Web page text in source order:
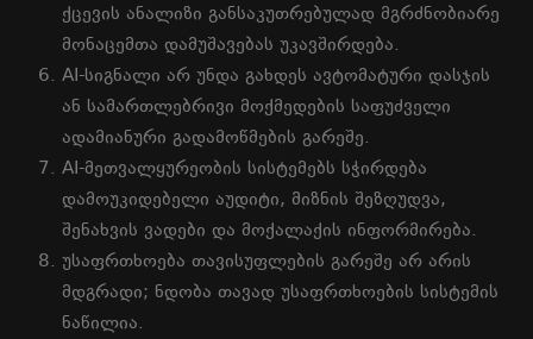
ქცევის ანალიზი განსაკუთრებულად მგრძნობიარე
მონაცემთა დამუშავებას უკავშირდება.
AI-სიგნალი არ უნდა გახდეს ავტომატური დასჯის
ან სამართლებრივი მოქმედების საფუძველი
ადამიანური გადამოწმების გარეშე.
AI-მეთვალყურეობის სისტემებს სჭირდება
დამოუკიდებელი აუდიტი, მიზნის შეზღუდვა,
შენახვის ვადები და მოქალაქის ინფორმირება.
უსაფრთხოება თავისუფლების გარეშე არ არის
მდგრადი; ნდობა თავად უსაფრთხოების სისტემის
ნაწილია.